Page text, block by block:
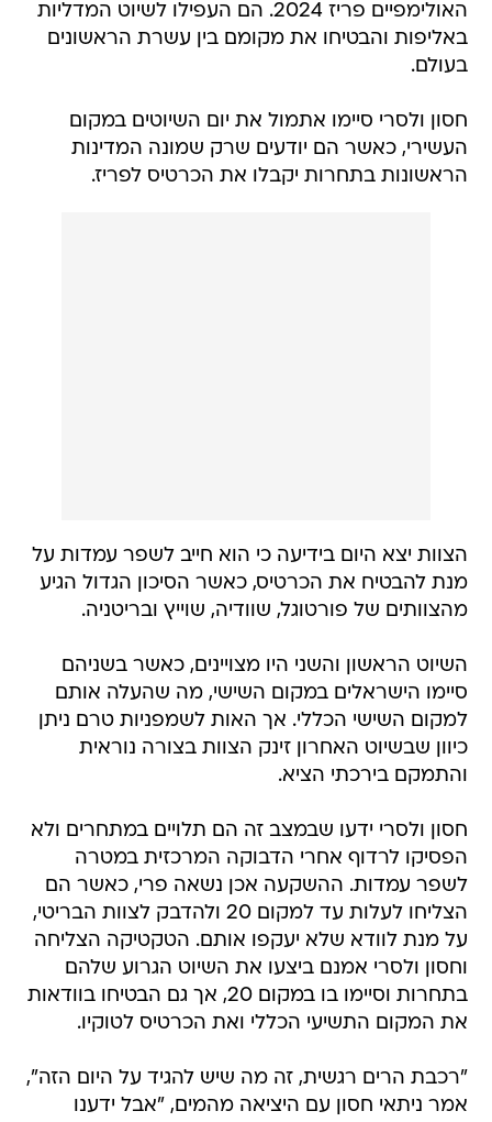
האולימפיים פריז 2024. הם העפילו לשיוט המדליות
באליפות והבטיחו את מקומם בין עשרת הראשונים
בעולם.
חסון ולסרי סיימו אתמול את יום השיוטים במקום
העשירי, כאשר הם יודעים שרק שמונה המדינות
הראשונות בתחרות יקבלו את הכרטיס לפריז.
הצוות יצא היום בידיעה כי הוא חייב לשפר עמדות על
מנת להבטיח את הכרטיס, כאשר הסיכון הגדול הגיע
מהצוותים של פורטוגל, שוודיה, שוייץ ובריטניה.
השיוט הראשון והשני היו מצויינים, כאשר בשניהם
סיימו הישראלים במקום השישי, מה שהעלה אותם
למקום השישי הכללי. אך האות לשמפניות טרם ניתן
כיוון שבשיוט האחרון זינק הצוות בצורה נוראית
והתמקם בירכתי הציא.
חסון ולסרי ידעו שבמצב זה הם תלויים במתחרים ולא
הפסיקו לרדוף אחרי הדבוקה המרכזית במטרה
לשפר עמדות. ההשקעה אכן נשאה פרי, כאשר הם
הצליחו לעלות עד למקום 20 ולהדבק לצוות הבריטי,
על מנת לוודא שלא יעקפו אותם. הטקטיקה הצליחה
וחסון ולסרי אמנם ביצעו את השיוט הגרוע שלהם
בתחרות וסיימו בו במקום 20, אך גם הבטיחו בוודאות
את המקום התשיעי הכללי ואת הכרטיס לטוקיו.
"רכבת הרים רגשית, זה מה שיש להגיד על היום הזה",
אמר ניתאי חסון עם היציאה מהמים, "אבל ידענו